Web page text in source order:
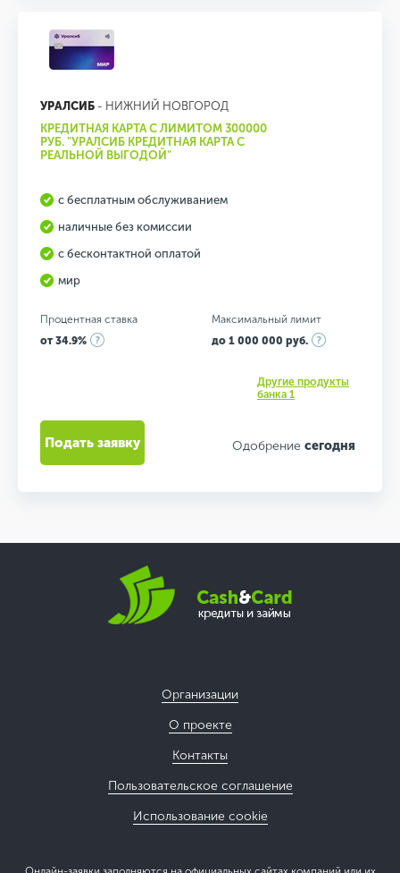
УРАЛСИБ - НИЖНИЙ НОВГОРОД
КРЕДИТНАЯ КАРТА С ЛИМИТОМ 300000
РУБ. "УРАЛСИБ КРЕДИТНАЯ КАРТА С
РЕАЛЬНОЙ ВЫГОДОЙ"
с бесплатным обслуживанием
наличные без комиссии
с бесконтактной оплатой
мир
Процентная ставка
от 34.9%
Максимальный лимит
до 1 000 000 руб.
Другие продукты
банка 1
Одобрение сегодня
Подать заявку
Организации
О проекте
Контакты
Пользовательское соглашение
Использование cookie